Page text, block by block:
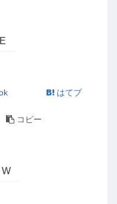
はてブ
コピー